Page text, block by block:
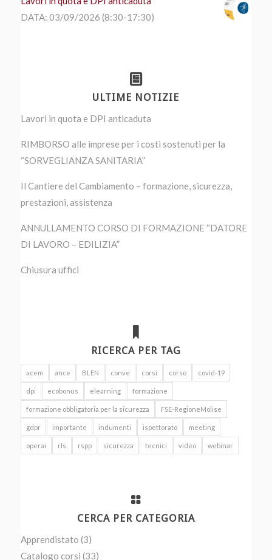
DATA: 03/09/2026 (8:30-17:30)
ULTIME NOTIZIE
Lavori in quota e DPI anticaduta
RIMBORSO alle imprese per i costi sostenuti per la
“SORVEGLIANZA SANITARIA”
Il Cantiere del Cambiamento – formazione, sicurezza,
prestazioni, assistenza
ANNULLAMENTO CORSO DI FORMAZIONE “DATORE
DI LAVORO – EDILIZIA”
Chiusura uffici
RICERCA PER TAG
acem ance BLEN conve corsi corso covid-19
dpi ecobonus elearning formazione
formazione obbligatoria per la sicurezza FSE-RegioneMolise
gdpr importante indumenti ispettorato meeting
operai rls rspp sicurezza tecnici video webinar
CERCA PER CATEGORIA
Apprendistato (3)
Catalogo corsi (33)